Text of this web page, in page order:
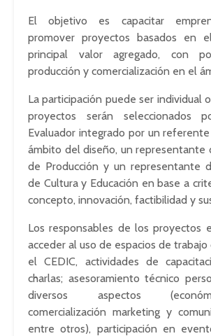
El objetivo es capacitar
promover proyectos basados en
principal valor agregado, con
producción y comercialización en el
La participación puede ser individual
proyectos serán seleccionados
Evaluador integrado por un
ámbito del diseño, un representante
de Producción y un representante
de Cultura y Educación en base a
concepto, innovación, factibilidad y
Los responsables de los proyectos
acceder al uso de espacios de
el CEDIC, actividades de
charlas; asesoramiento técnico
diversos aspectos
comercialización marketing y
entre otros), participación en